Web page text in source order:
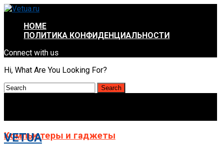
HOME
ПОЛИТИКА КОНФИДЕНЦИАЛЬНОСТИ
Connect with us
Hi, What Are You Looking For?
VETUA
Компьютеры и гаджеты